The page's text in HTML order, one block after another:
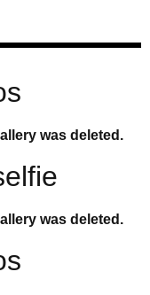
was deleted.
was deleted.